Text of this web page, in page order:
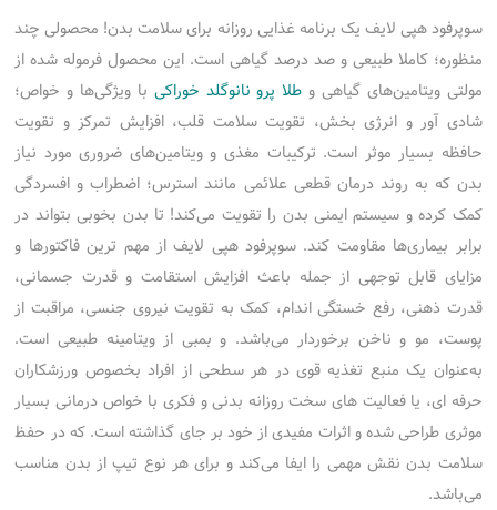
سوپرفود هپی لایف یک برنامه غذایی روزانه برای سلامت بدن! محصولی چند
منظوره؛ کاملا طبیعی و صد درصد گیاهی است. این محصول فرموله شده از
مولتی ویتامین‌های گیاهی و طلا پرو نانوگلد خوراکی با ویژگی‌ها و خواص؛
شادی آور و انرژی بخش، تقویت سلامت قلب، افزایش تمرکز و تقویت
حافظه بسیار موثر است. ترکیبات مغذی و ویتامین‌های ضروری مورد نیاز
بدن که به روند درمان قطعی علائمی مانند استرس؛ اضطراب و افسردگی
کمک کرده و سیستم ایمنی بدن را تقویت می‌کند! تا بدن بخوبی بتواند در
برابر بیماری‌ها مقاومت کند. سوپرفود هپی لایف از مهم ترین فاکتورها و
مزایای قابل توجهی از جمله باعث افزایش استقامت و قدرت جسمانی،
قدرت ذهنی، رفع خستگی اندام، کمک به تقویت نیروی جنسی، مراقبت از
پوست، مو و ناخن برخوردار می‌باشد. و بمبی از ویتامینه طبیعی است.
به‌عنوان یک منبع تغذیه قوی در هر سطحی از افراد بخصوص ورزشکاران
حرفه ای، یا فعالیت های سخت روزانه بدنی و فکری با خواص درمانی بسیار
موثری طراحی شده و اثرات مفیدی از خود بر جای گذاشته است. که در حفظ
سلامت بدن نقش مهمی را ایفا می‌کند و برای هر نوع تیپ از بدن مناسب
می‌باشد.